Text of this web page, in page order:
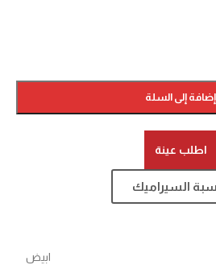
إضافة إلى السلة
اطلب عينة
السيراميك
ابيض